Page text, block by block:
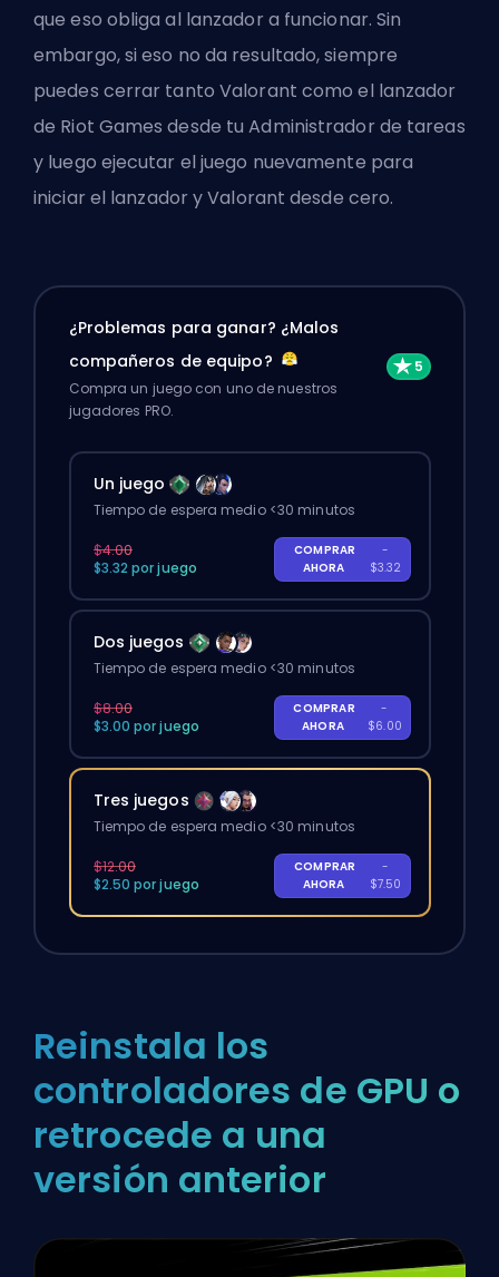
que eso obliga al lanzador a funcionar. Sin
embargo, si eso no da resultado, siempre
puedes cerrar tanto Valorant como el lanzador
de Riot Games desde tu Administrador de tareas
y luego ejecutar el juego nuevamente para
iniciar el lanzador y Valorant desde cero.
¿Problemas para ganar? ¿Malos
compañeros de equipo?
Compra un juego con uno de nuestros
jugadores PRO.
Un juego
Tiempo de espera medio <30 minutos
$4.00
$3.32 por juego
COMPRAR
AHORA
-
$3.32
Dos juegos
Tiempo de espera medio <30 minutos
$8.00
$3.00 por juego
COMPRAR
AHORA
-
$6.00
Tres juegos
Tiempo de espera medio <30 minutos
$12.00
$2.50 por juego
COMPRAR
AHORA
-
$7.50
Reinstala los
controladores de GPU o
retrocede a una
versión anterior